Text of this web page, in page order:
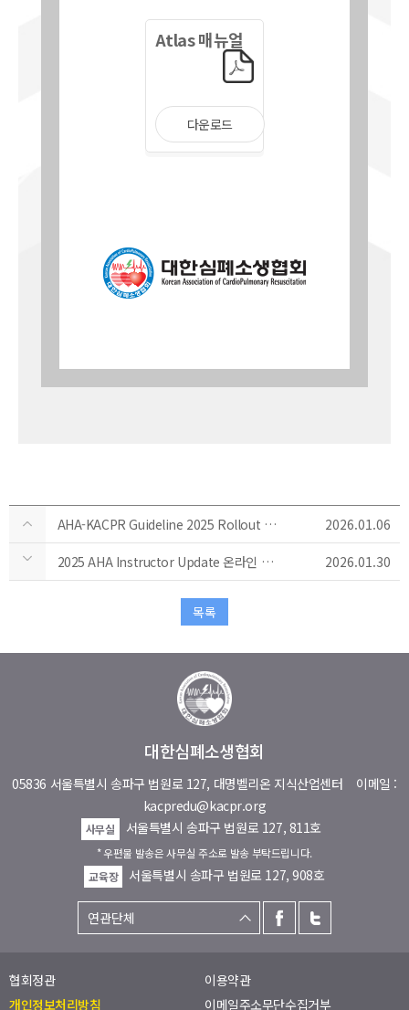
Atlas 매뉴얼
다운로드
AHA-KACPR Guideline 2025 Rollout Conference 개최 안내 2026.01.06
2025 AHA Instructor Update 온라인 과정 수강 및 AHA Provider&Instructor 교재(eBook) 구입 안내 2026.01.30
목록
대한심폐소생협회
05836 서울특별시 송파구 법원로 127, 대명벨리온 지식산업센터 이메일 :
kacpredu@kacpr.org
사무실 서울특별시 송파구 법원로 127, 811호
* 우편물 발송은 사무실 주소로 발송 부탁드립니다.
교육장
서울특별시 송파구 법원로 127, 908호
협회정관
이용약관
개인정보처리방침
이메일주소무단수집거부